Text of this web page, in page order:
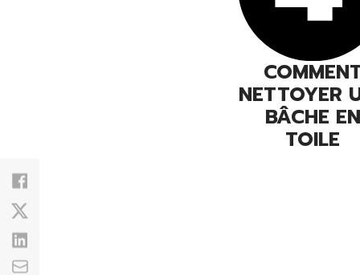
NETTOYER
BÂCHE EN
TOILE